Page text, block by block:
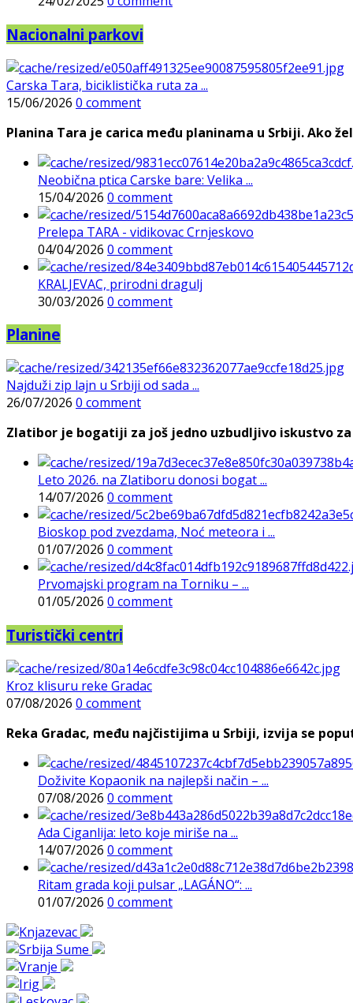
Nacionalni parkovi
Carska Tara, biciklistička ruta za ...
15/06/2026 0 comment
Planina Tara je carica među planinama u Srbiji. Ako
Neobična ptica Carske bare: Velika ...
15/04/2026 0 comment
Prelepa TARA - vidikovac Crnjeskovo
04/04/2026 0 comment
KRALJEVAC, prirodni dragulj
30/03/2026 0 comment
Planine
Najduži zip lajn u Srbiji od sada ...
26/07/2026 0 comment
Zlatibor je bogatiji za još jedno uzbudljivo iskustvo
Leto 2026. na Zlatiboru donosi bogat ...
14/07/2026 0 comment
Bioskop pod zvezdama, Noć meteora i ...
01/07/2026 0 comment
Prvomajski program na Torniku – ...
01/05/2026 0 comment
Turistički centri
Kroz klisuru reke Gradac
07/08/2026 0 comment
Reka Gradac, među najčistijima u Srbiji, izvija se
Doživite Kopaonik na najlepši način – ...
07/08/2026 0 comment
Ada Ciganlija: leto koje miriše na ...
14/07/2026 0 comment
Ritam grada koji pulsar „LAGÁNO“: ...
01/07/2026 0 comment